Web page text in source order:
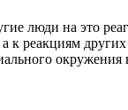
люди на это
к реакциям
окружения